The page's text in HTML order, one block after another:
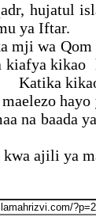
hujatul
wa
mji wa
cha
na
ajili ya